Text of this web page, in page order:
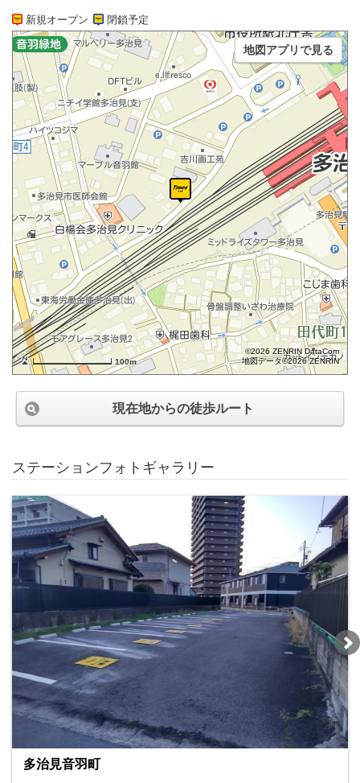
新規オープン 閉鎖予定
100m
©2026 ZENRIN DataCom
地図データ©2026 ZENRIN
地図アプリで見る
現在地からの徒歩ルート
ステーションフォトギャラリー
多治見音羽町